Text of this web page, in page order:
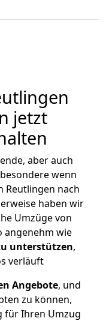
jetzt
aber auch
wenn
Reutlingen nach
haben wir
Umzüge von
angenehm wie
unterstützen,
verläuft
Angebote, und
zu können,
für Ihren Umzug